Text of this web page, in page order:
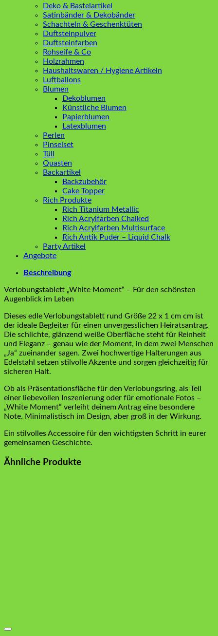
Deko & Bastelartikel
Satinbänder & Dekobänder
Schachteln & Geschenktüten
Duftsteinpulver
Duftsteinfarben
Rohseife & Co
Holzrahmen
Haushaltswaren / Hygiene Artikeln
Luftballons
Blumen
Dekoblumen
Künstliche Blumen
Papierblumen
Latexblumen
Perlen
Pinselset
Tüll
Quasten
Backartikel
Backzubehör
Cake Topper
Rich Produkte
Rich Titanium Metallic
Rich Acrylfarben Chalked
Rich Acrylfarben Multisurface
Rich Antik Puder – Liquid Chalk
Party Artikel
Angebote
Beschreibung
Verlobungstablett „White Moment“ – Für den schönsten
Augenblick im Leben
Dieses edle Verlobungstablett rund Größe 22 x 1 cm cm ist
der ideale Begleiter für einen unvergesslichen Heiratsantrag.
Die schlichte, glänzend weiße Oberfläche steht für Reinheit
und Eleganz – genau wie der Moment, in dem zwei Menschen
„Ja“ zueinander sagen. Zwei hochwertige Halterungen aus
Edelstahl setzen stilvolle Akzente und sorgen gleichzeitig für
sicheren Halt.
Ob als Präsentationsfläche für den Verlobungsring, als Teil
einer liebevollen Inszenierung oder für emotionale Fotos –
„White Moment“ verleiht deinem Antrag eine besondere
Note. Minimalistisch im Design, aber groß in der Wirkung.
Ein stilvolles Accessoire für den wichtigsten Schritt in eurer
gemeinsamen Geschichte.
Ähnliche Produkte